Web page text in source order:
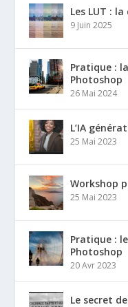
Les LUT :
9 Juin 2025
Pratique :
Photoshop
26 Mai 2024
L’IA
25 Mai 2023
Workshop
25 Mai 2023
Pratique :
Photoshop
20 Avr 2023
Le secret